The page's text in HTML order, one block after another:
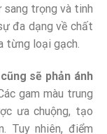
trọng và tinh
đa dạng về chất
từng loại gạch.
sẽ phản ánh
gam màu trung
ưa chuộng, tạo
Tuy nhiên, điểm